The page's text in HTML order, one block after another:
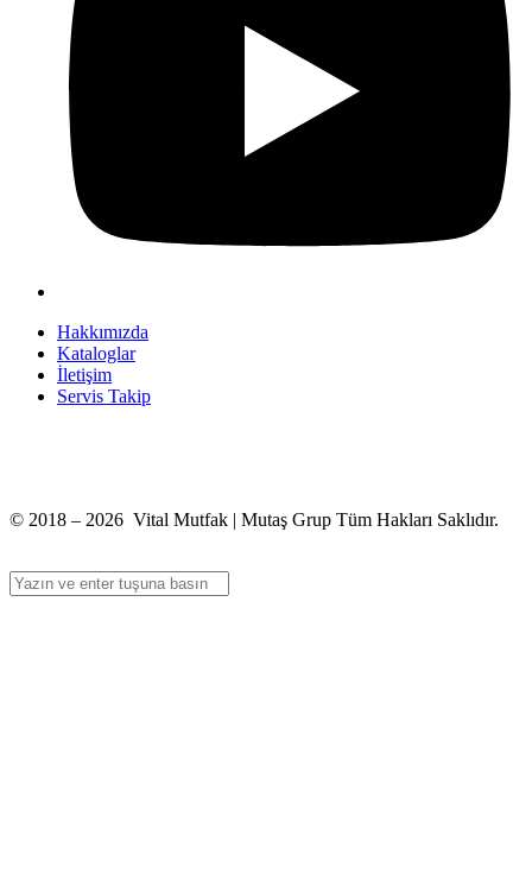
Hakkımızda
Kataloglar
İletişim
Servis Takip
© 2018 – 2026 Vital Mutfak | Mutaş Grup Tüm Hakları Saklıdır.